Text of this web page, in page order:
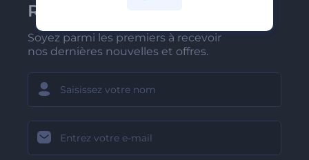
Renderforest
Soyez parmi les premiers à recevoir
nos dernières nouvelles et offres.